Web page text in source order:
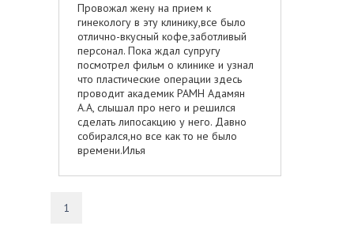
Провожал жену на прием к
гинекологу в эту клинику,все было
отлично-вкусный кофе,заботливый
персонал. Пока ждал супругу
посмотрел фильм о клинике и узнал
что пластические операции здесь
проводит академик РАМН Адамян
А.А, слышал про него и решился
сделать липосакцию у него. Давно
собирался,но все как то не было
времени.Илья
1